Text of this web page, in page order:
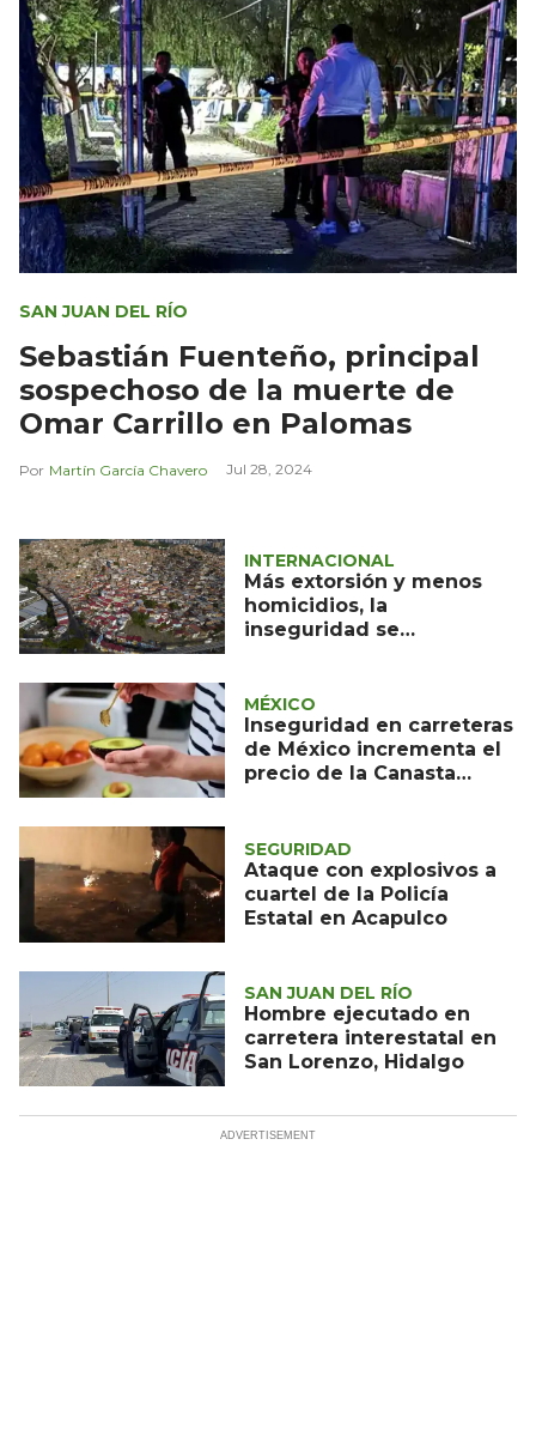
SAN JUAN DEL RÍO
Sebastián Fuenteño, principal
sospechoso de la muerte de
Omar Carrillo en Palomas
Martín García Chavero Jul 28, 2024
INTERNACIONAL
Más extorsión y menos
homicidios, la
inseguridad se
MÉXICO
Inseguridad en carreteras
de México incrementa el
precio de la Canasta
SEGURIDAD
Ataque con explosivos a
cuartel de la Policía
Estatal en Acapulco
SAN JUAN DEL RÍO
Hombre ejecutado en
carretera interestatal en
San Lorenzo, Hidalgo